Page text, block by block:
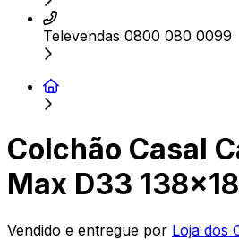
Televendas 0800 080 0099
Colchão Casal
Max D33
Vendido e entregue por Loja dos